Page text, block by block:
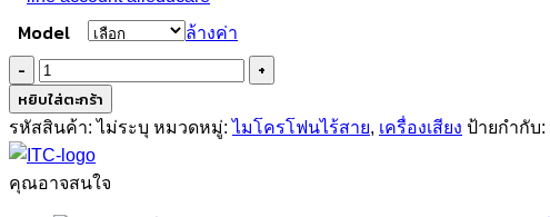
Model ล้างค่า
จำนวน
ITC
T-
530A
ชิ้น
หยิบใส่ตะกร้า
รหัสสินค้า:ไม่ระบุ หมวดหมู่:ไมโครโฟนไร้สาย, เครื่องเสียง ป้ายกำกับ:
คุณอาจสนใจ